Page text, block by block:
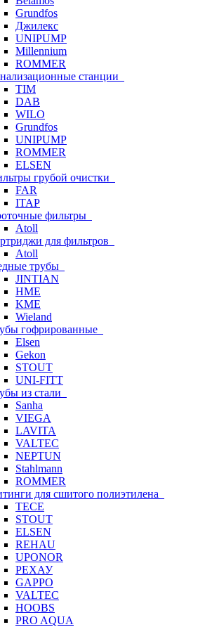
Grundfos
Джилекс
UNIPUMP
Millennium
ROMMER
станции
TIM
DAB
WILO
Grundfos
UNIPUMP
ROMMER
ELSEN
грубой очистки
FAR
ITAP
фильтры
Atoll
для фильтров
Atoll
трубы
JINTIAN
HME
KME
Wieland
гофрированные
Elsen
Gekon
STOUT
UNI-FITT
из стали
Sanha
VIEGA
LAVITA
VALTEC
NEPTUN
Stahlmann
ROMMER
для сшитого полиэтилена
TECE
STOUT
ELSEN
REHAU
UPONOR
РЕХАУ
GAPPO
VALTEC
HOOBS
PRO AQUA